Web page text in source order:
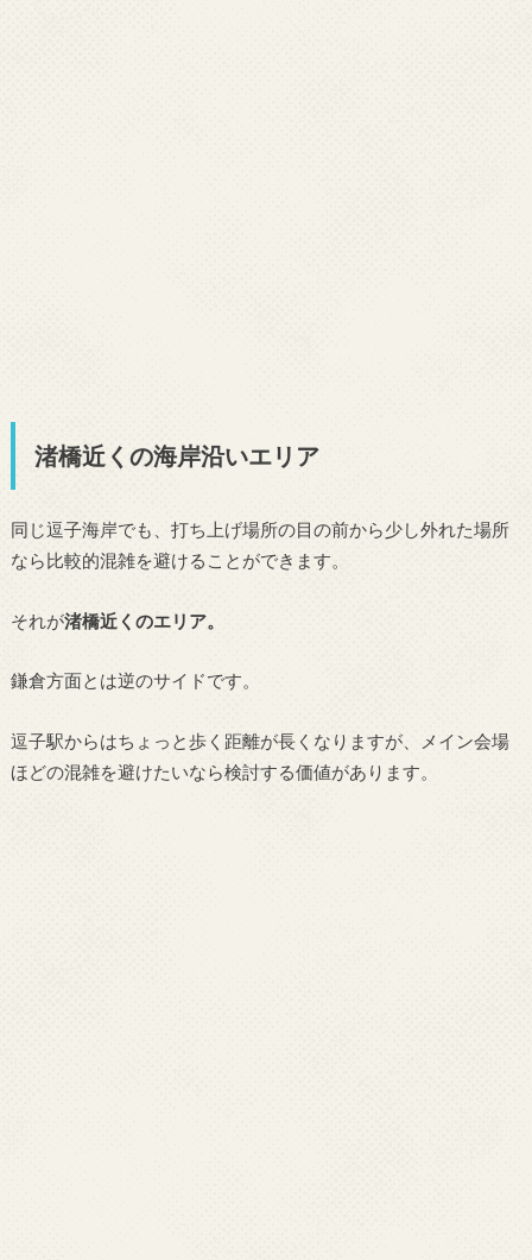
渚橋近くの海岸沿いエリア
同じ逗子海岸でも、打ち上げ場所の目の前から少し外れた場所
なら比較的混雑を避けることができます。
それが渚橋近くのエリア。
鎌倉方面とは逆のサイドです。
逗子駅からはちょっと歩く距離が長くなりますが、メイン会場
ほどの混雑を避けたいなら検討する価値があります。